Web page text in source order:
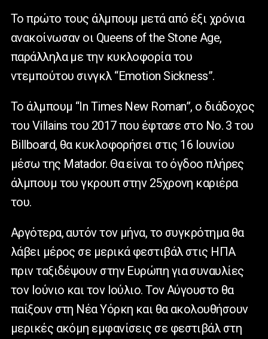
Το πρώτο τους άλμπουμ μετά από έξι χρόνια
ανακοίνωσαν οι Queens of the Stone Age,
παράλληλα με την κυκλοφορία του
ντεμπούτου σινγκλ “Emotion Sickness”.
Το άλμπουμ “In Times New Roman”, ο διάδοχος
του Villains του 2017 που έφτασε στο Νο. 3 του
Billboard, θα κυκλοφορήσει στις 16 Ιουνίου
μέσω της Matador. Θα είναι το όγδοο πλήρες
άλμπουμ του γκρουπ στην 25χρονη καριέρα
του.
Αργότερα, αυτόν τον μήνα, το συγκρότημα θα
λάβει μέρος σε μερικά φεστιβάλ στις ΗΠΑ
πριν ταξιδέψουν στην Ευρώπη για συναυλίες
τον Ιούνιο και τον Ιούλιο. Τον Αύγουστο θα
παίξουν στη Νέα Υόρκη και θα ακολουθήσουν
μερικές ακόμη εμφανίσεις σε φεστιβάλ στη